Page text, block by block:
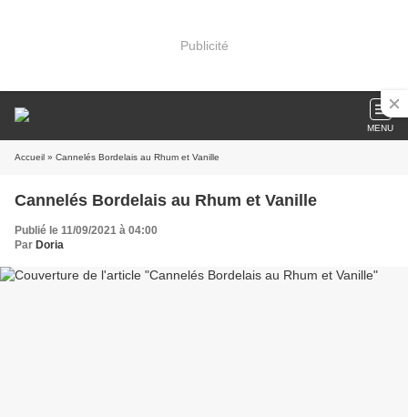
Publicité
MENU
Accueil » Cannelés Bordelais au Rhum et Vanille
Cannelés Bordelais au Rhum et Vanille
Publié le 11/09/2021 à 04:00
Par Doria